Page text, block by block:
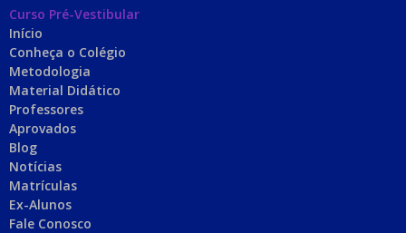
Curso Pré-Vestibular
Início
Conheça o Colégio
Metodologia
Material Didático
Professores
Aprovados
Blog
Notícias
Matrículas
Ex-Alunos
Fale Conosco